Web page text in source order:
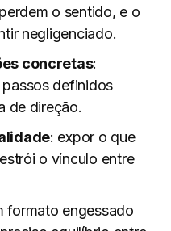
o sentido, e o
negligenciado.
concretas:
definidos
de direção.
: expor o que
o vínculo entre
formato engessado